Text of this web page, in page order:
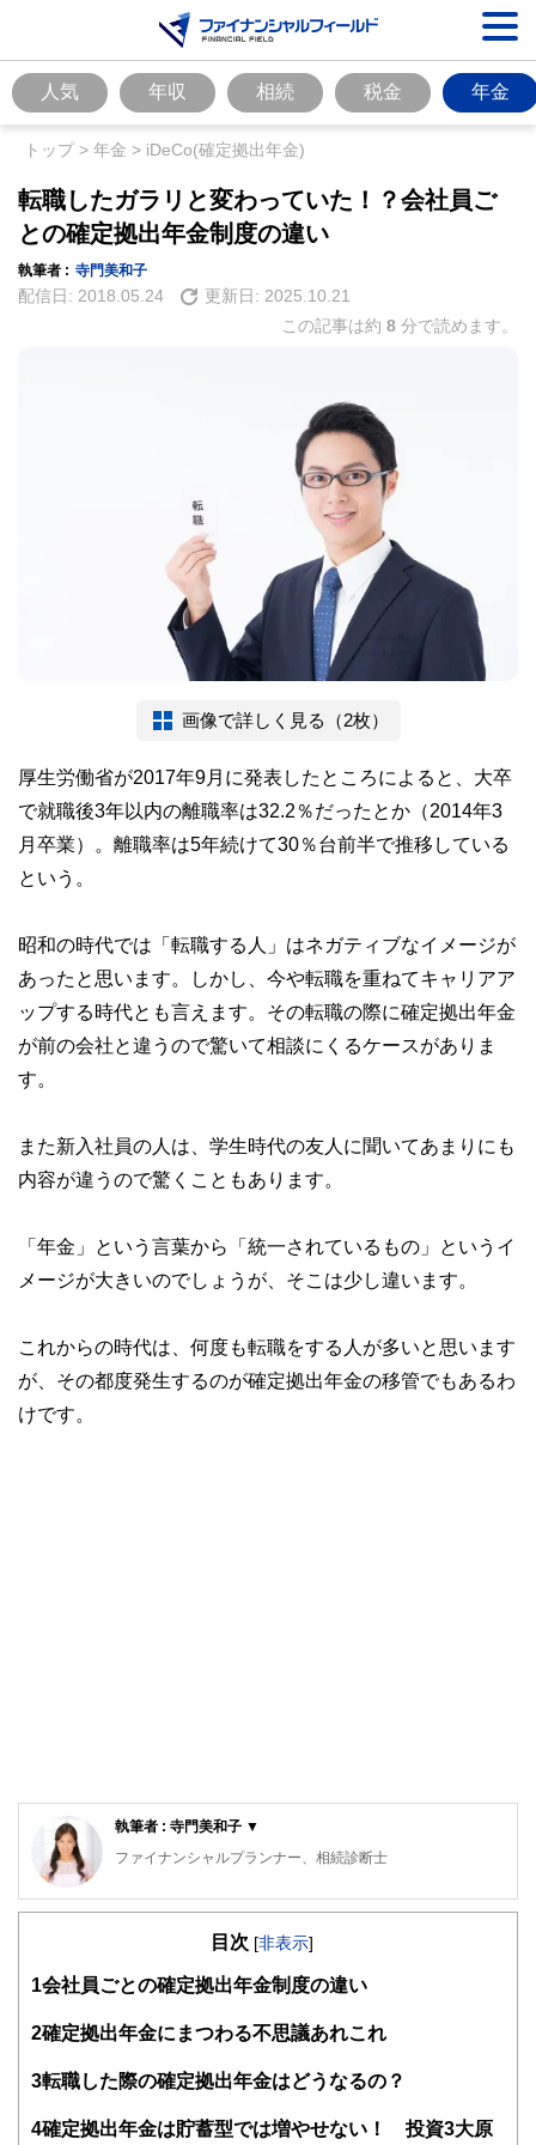
人気 年収 相続 税金 年金
トップ> 年金 > iDeCo(確定拠出年金)
転職したガラリと変わっていた！？会社員ご
との確定拠出年金制度の違い
執筆者 : 寺門美和子
配信日: 2018.05.24 更新日: 2025.10.21
この記事は約 8 分で読めます。
画像で詳しく見る（2枚）
厚生労働省が2017年9月に発表したところによると、大卒
で就職後3年以内の離職率は32.2％だったとか（2014年3
月卒業）。離職率は5年続けて30％台前半で推移している
という。
昭和の時代では「転職する人」はネガティブなイメージが
あったと思います。しかし、今や転職を重ねてキャリアア
ップする時代とも言えます。その転職の際に確定拠出年金
が前の会社と違うので驚いて相談にくるケースがありま
す。
また新入社員の人は、学生時代の友人に聞いてあまりにも
内容が違うので驚くこともあります。
「年金」という言葉から「統一されているもの」というイ
メージが大きいのでしょうが、そこは少し違います。
これからの時代は、何度も転職をする人が多いと思います
が、その都度発生するのが確定拠出年金の移管でもあるわ
けです。
執筆者 : 寺門美和子 ▼
ファイナンシャルプランナー、相続診断士
公的保険アドバイザー／確定拠出年金相談ねっと認定FP
大手流通業界系のファッションビジネスを12年経験。ビジネ
（整体）で、主にマネージメント・経営等、裏方を担当。マ
に離婚。長い間従事した「からだ系ビジネス」では資格を有
決意。自らの経験を活かした夫婦問題カウンセラーの資格を
目指す中「離婚後の女性が自立する難しさ」を目のあたりに
する中に、FPの仕事と出会う。『からだと心とお金』の幸
目次 [非表示]
1会社員ごとの確定拠出年金制度の違い
2確定拠出年金にまつわる不思議あれこれ
3転職した際の確定拠出年金はどうなるの？
4確定拠出年金は貯蓄型では増やせない！ 投資3大原